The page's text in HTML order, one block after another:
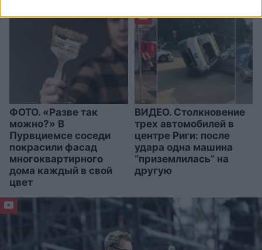
ФОТО. «Разве так
можно?» В
Пурвциемсе соседи
покрасили фасад
многоквартирного
дома каждый в свой
цвет
ВИДЕО. Столкновение
трех автомобилей в
центре Риги: после
удара одна машина
“приземлилась” на
другую